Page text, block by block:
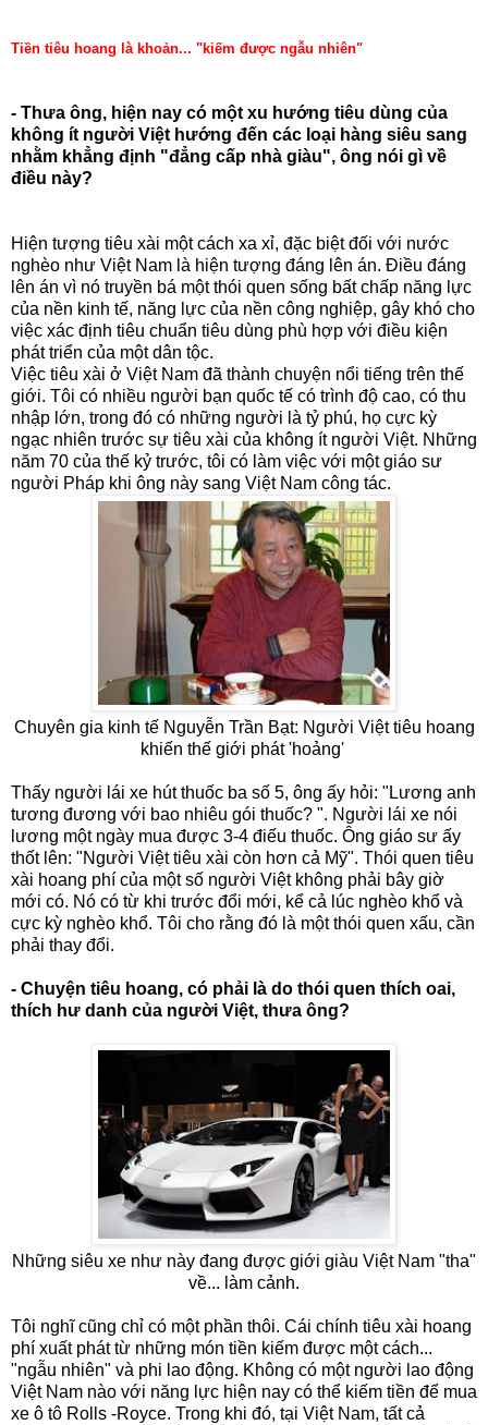
Tiền tiêu hoang là khoản... "kiếm được ngẫu nhiên"
- Thưa ông, hiện nay có một xu hướng tiêu dùng của
không ít người Việt hướng đến các loại hàng siêu sang
nhằm khẳng định "đẳng cấp nhà giàu", ông nói gì về
điều này?
Hiện tượng tiêu xài một cách xa xỉ, đặc biệt đối với nước
nghèo như Việt Nam là hiện tượng đáng lên án. Điều đáng
lên án vì nó truyền bá một thói quen sống bất chấp năng lực
của nền kinh tế, năng lực của nền công nghiệp, gây khó cho
việc xác định tiêu chuẩn tiêu dùng phù hợp với điều kiện
phát triển của một dân tộc.
Việc tiêu xài ở Việt Nam đã thành chuyện nổi tiếng trên thế
giới. Tôi có nhiều người bạn quốc tế có trình độ cao, có thu
nhập lớn, trong đó có những người là tỷ phú, họ cực kỳ
ngạc nhiên trước sự tiêu xài của không ít người Việt. Những
năm 70 của thế kỷ trước, tôi có làm việc với một giáo sư
người Pháp khi ông này sang Việt Nam công tác.
Chuyên gia kinh tế Nguyễn Trần Bạt: Người Việt tiêu hoang
khiến thế giới phát 'hoảng'
Thấy người lái xe hút thuốc ba số 5, ông ấy hỏi: "Lương anh
tương đương với bao nhiêu gói thuốc? ". Người lái xe nói
lương một ngày mua được 3-4 điếu thuốc. Ông giáo sư ấy
thốt lên: "Người Việt tiêu xài còn hơn cả Mỹ". Thói quen tiêu
xài hoang phí của một số người Việt không phải bây giờ
mới có. Nó có từ khi trước đổi mới, kể cả lúc nghèo khổ và
cực kỳ nghèo khổ. Tôi cho rằng đó là một thói quen xấu, cần
phải thay đổi.
- Chuyện tiêu hoang, có phải là do thói quen thích oai,
thích hư danh của người Việt, thưa ông?
Những siêu xe như này đang được giới giàu Việt Nam "tha"
về... làm cảnh.
Tôi nghĩ cũng chỉ có một phần thôi. Cái chính tiêu xài hoang
phí xuất phát từ những món tiền kiếm được một cách...
"ngẫu nhiên" và phi lao động. Không có một người lao động
Việt Nam nào với năng lực hiện nay có thể kiếm tiền để mua
xe ô tô Rolls -Royce. Trong khi đó, tại Việt Nam, tất cả